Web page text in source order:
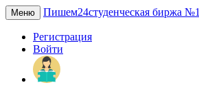
Меню Пишем24студенческая биржа №1
Регистрация
Войти